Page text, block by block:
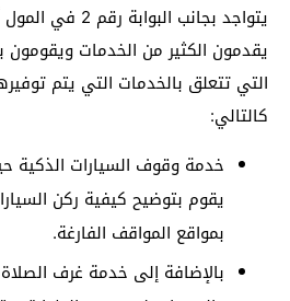
يتواجد بجانب
يقدمون الكثير من الخدمات ويقومون
التي تتعلق بالخدمات التي يتم
كالتالي:
خدمة وقوف السيارات الذكية
يقوم بتوضيح كيفية ركن
بمواقع المواقف الفارغة.
بالإضافة إلى خدمة غرف الصلاة